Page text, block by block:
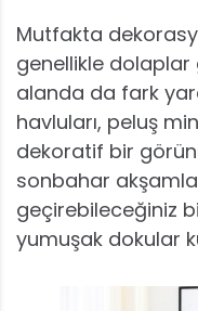
Mutfakta
genellikle dolaplar
alanda da fark
havluları, peluş
dekoratif bir
sonbahar
geçirebileceğiniz
yumuşak dokular